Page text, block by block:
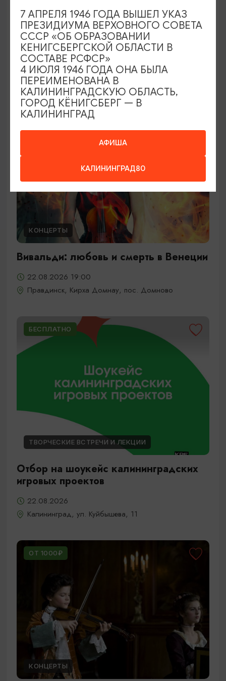
Концерт органной музыки: от Баха до
Queen («Квин»)
21.08.2026 - 26.08.2026, 19:00
Калининград, Калининградская областная
филармония им. Е.Ф. Светланова
ОТ 2500₽
КОНЦЕРТЫ
Вивальди: любовь и смерть в Венеции
22.08.2026 19:00
Правдинск, Кирха Домнау, пос. Домново
БЕСПЛАТНО
ТВОРЧЕСКИЕ ВСТРЕЧИ И ЛЕКЦИИ
Отбор на шоукейс калининградских
игровых проектов
22.08.2026
Калининград, ул. Куйбышева, 11
ОТ 1000₽
КОНЦЕРТЫ
АФИША
КАЛИНИНГРАД80
7 АПРЕЛЯ 1946 ГОДА ВЫШЕЛ УКАЗ
ПРЕЗИДИУМА ВЕРХОВНОГО СОВЕТА
СССР «ОБ ОБРАЗОВАНИИ
КЕНИГСБЕРГСКОЙ ОБЛАСТИ В
СОСТАВЕ РСФСР»
4 ИЮЛЯ 1946 ГОДА ОНА БЫЛА
ПЕРЕИМЕНОВАНА В
КАЛИНИНГРАДСКУЮ ОБЛАСТЬ,
ГОРОД КЁНИГСБЕРГ — В
КАЛИНИНГРАД